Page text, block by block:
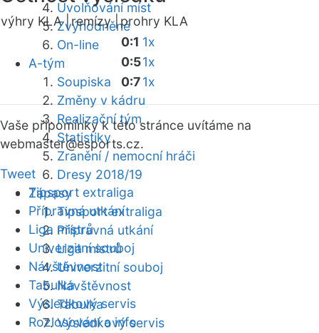
Uvolňování míst
Zvýhodněné
On-line
A-tým
Soupiska
Změny v kádru
Realizační tým
Statistiky
Zranění / nemocní hráči
Dresy 2018/19
Zápasy
Tipsport extraliga
Přípravná utkání
Liga mistrů
Univerzitní souboj
Návštěvnost
Tabulka
Výsledkový servis
výhry KLA | remízy |prohry KLA
0:1 1x
0:51x
0:71x
Vaše připomínky k této stránce uvítáme na
webmaster@esports.cz.
Tweet
Tipsport extraliga
Přípravná utkání
Liga mistrů
Univerzitní souboj
Návštěvnost
Tabulka
Výsledkový servis
Rozlosování a info